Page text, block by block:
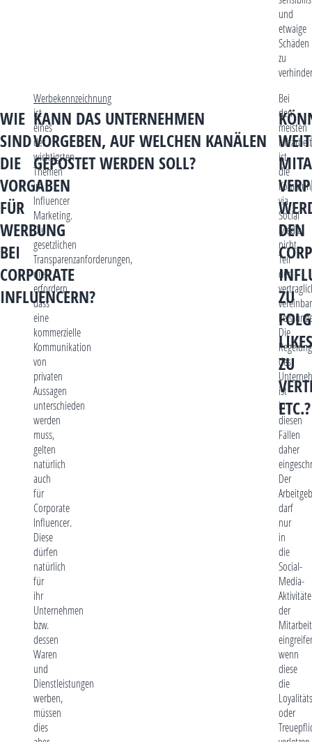
und
etwaige
Schäden
zu
WIE
SIND
DIE
VORGABEN
FÜR
WERBUNG
BEI
CORPORATE
INFLUENCERN?
Werbekennzeichnung
ist
eines
der
wichtigsten
Themen
im
Influencer
Marketing.
Die
gesetzlichen
Transparenzanforderungen,
die
erfordern,
dass
eine
kommerzielle
Kommunikation
von
privaten
Aussagen
unterschieden
werden
muss,
gelten
natürlich
auch
für
Corporate
Influencer.
Diese
dürfen
natürlich
für
ihr
Unternehmen
bzw.
dessen
Waren
und
Dienstleistungen
werben,
müssen
dies
KANN DAS UNTERNEHMEN
VORGEBEN, AUF WELCHEN KANÄLEN
GEPOSTET WERDEN SOLL?
Bei
den
meisten
ist
die
via
Social
Media
nicht
Teil
der
Die
des
ist
in
diesen
Fällen
daher
Der
darf
nur
in
die
Social-
Media-
der
wenn
diese
die
oder
DEN
ZU
LIKES
ZU
ETC.?